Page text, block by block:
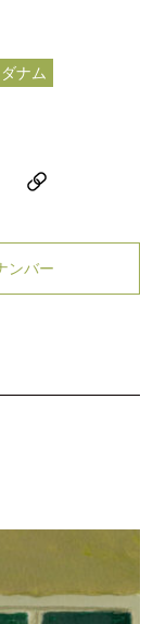
ナム
ンバー